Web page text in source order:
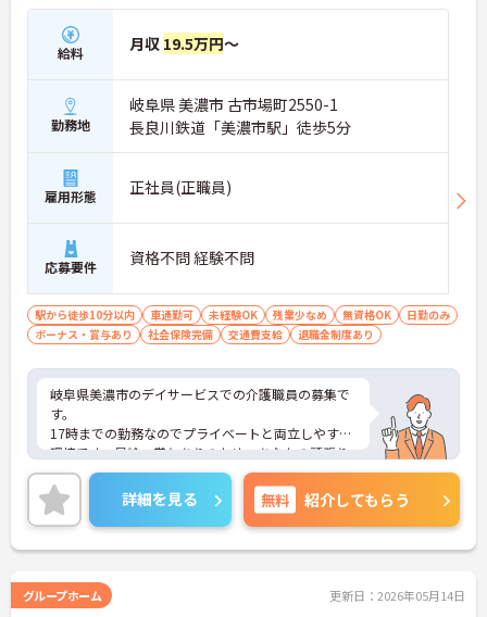
給料 月収 19.5万円～
勤務地
岐阜県 美濃市 古市場町2550-1
長良川鉄道「美濃市駅」徒歩5分
雇用形態 正社員(正職員)
応募要件 資格不問 経験不問
駅から徒歩10分以内 車通勤可 未経験OK 残業少なめ 無資格OK
日勤のみ
ボーナス・賞与あり
社会保険完備 交通費支給 退職金制度あり
岐阜県美濃市のデイサービスでの介護職員の募集で
す。
17時までの勤務なのでプライベートと両立しやすい
環境です。昇給・賞与ありのため、あなたの頑張り
がしっかり評価されます。
ご興味のある方は、面接のポイントをお伝えします
のでお気軽にお問い合せください。
詳細を見る 無料 紹介してもらう
グループホーム 更新日：2026年05月14日